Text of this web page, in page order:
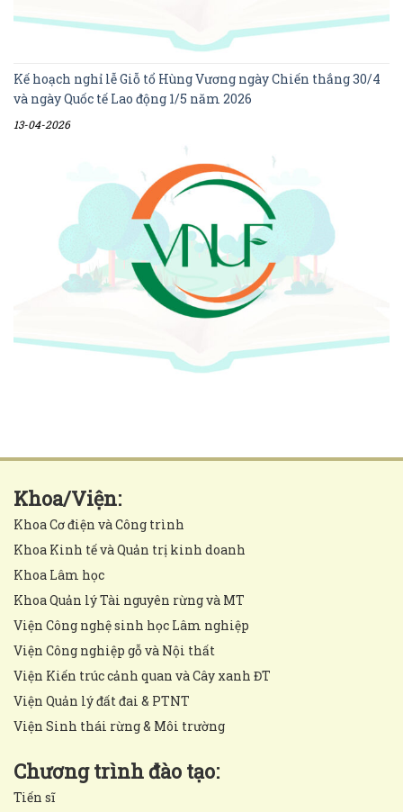
Kế hoạch nghỉ lễ Giỗ tổ Hùng Vương ngày Chiến thắng 30/4
và ngày Quốc tế Lao động 1/5 năm 2026
13-04-2026
Khoa/Viện:
Khoa Cơ điện và Công trình
Khoa Kinh tế và Quản trị kinh doanh
Khoa Lâm học
Khoa Quản lý Tài nguyên rừng và MT
Viện Công nghệ sinh học Lâm nghiệp
Viện Công nghiệp gỗ và Nội thất
Viện Kiến trúc cảnh quan và Cây xanh ĐT
Viện Quản lý đất đai & PTNT
Viện Sinh thái rừng & Môi trường
Chương trình đào tạo:
Tiến sĩ